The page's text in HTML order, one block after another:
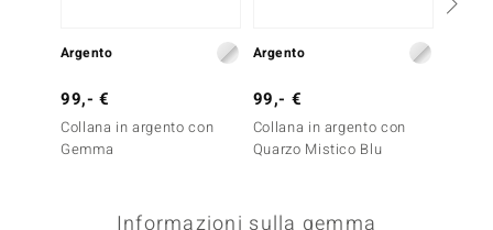
Argento
99,- €
Collana in argento con
Gemma
Argento
99,- €
Collana in argento con
Quarzo Mistico Blu
Informazioni sulla gemma